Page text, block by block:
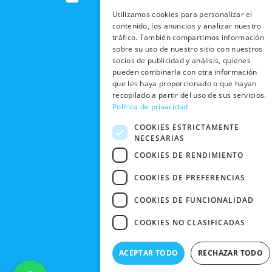
w
m
t
SOCIAL
TRABAJA
CON
NOSOTROS
NUESTRAS
TIENDAS
BLACK
FRIDAY
CONTACTO
RECOGIDA
EN TIENDA
DEVOLUCIONES
Y CAMBIOS
CANCELAR
PEDIDO
POLÍTICA DE
PRIVACIDAD
CONDICIONES
DE COMPRA
Utilizamos cookies para personalizar el
contenido, los anuncios y analizar nuestro
tráfico. También compartimos información
sobre su uso de nuestro sitio con nuestros
socios de publicidad y análisis, quienes
pueden combinarla con otra información
que les haya proporcionado o que hayan
recopilado a partir del uso de sus servicios.
Política de privacidad
COOKIES ESTRICTAMENTE
NECESARIAS
COOKIES DE RENDIMIENTO
COOKIES DE PREFERENCIAS
COOKIES DE FUNCIONALIDAD
COOKIES NO CLASIFICADAS
ACEPTAR TODO RECHAZAR TODO